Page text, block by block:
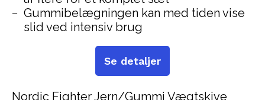
Nordic Fighter Jern/Gummi Vægtskive
Gummibelægningen kan med tiden vise
slid ved intensiv brug
Se detaljer